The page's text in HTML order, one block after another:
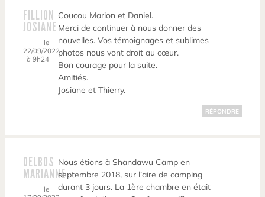
FILLION
JOSIANE
le
22/09/2022
à 9h24
Coucou Marion et Daniel.
Merci de continuer à nous donner des
nouvelles. Vos témoignages et sublimes
photos nous vont droit au cœur.
Bon courage pour la suite.
Amitiés.
Josiane et Thierry.
RÉPONDRE
DELBOS
MARIANNE
le
Nous étions à Shandawu Camp en
septembre 2018, sur l’aire de camping
durant 3 jours. La 1ère chambre en était